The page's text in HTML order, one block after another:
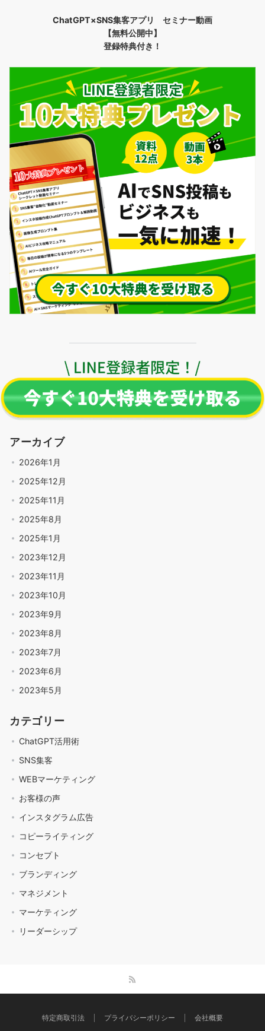
ChatGPT×SNS集客アプリ セミナー動画
【無料公開中】
登録特典付き！
アーカイブ
2026年1月
2025年12月
2025年11月
2025年8月
2025年1月
2023年12月
2023年11月
2023年10月
2023年9月
2023年8月
2023年7月
2023年6月
2023年5月
カテゴリー
ChatGPT活用術
SNS集客
WEBマーケティング
お客様の声
インスタグラム広告
コピーライティング
コンセプト
ブランディング
マネジメント
マーケティング
リーダーシップ
特定商取引法 プライバシーポリシー 会社概要